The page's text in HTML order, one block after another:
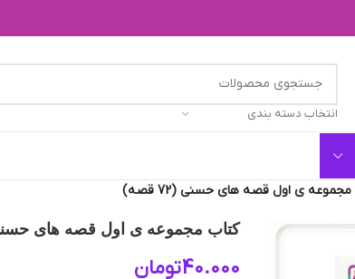
انتخاب دسته بندی
ی اول قصه های حسنی (72 قصه)
کتاب مجموعه ی اول قصه های حسنی (72
40.000تومان